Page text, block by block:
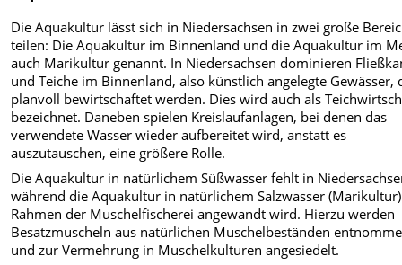
Die Aquakultur lässt sich in Niedersachsen in zwei große
teilen: Die Aquakultur im Binnenland und die Aquakultur im
auch Marikultur genannt. In Niedersachsen dominieren
und Teiche im Binnenland, also künstlich angelegte Gewässer,
planvoll bewirtschaftet werden. Dies wird auch als
bezeichnet. Daneben spielen Kreislaufanlagen, bei denen das
verwendete Wasser wieder aufbereitet wird, anstatt es
auszutauschen, eine größere Rolle.
Die Aquakultur in natürlichem Süßwasser fehlt in
während die Aquakultur in natürlichem Salzwasser
Rahmen der Muschelfischerei angewandt wird. Hierzu werden
Besatzmuscheln aus natürlichen Muschelbeständen
und zur Vermehrung in Muschelkulturen angesiedelt.